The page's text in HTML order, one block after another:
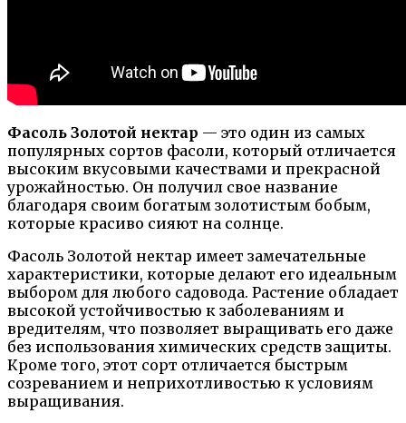
Фасоль Золотой нектар — это один из самых
популярных сортов фасоли, который отличается
высоким вкусовыми качествами и прекрасной
урожайностью. Он получил свое название
благодаря своим богатым золотистым бобым,
которые красиво сияют на солнце.
Фасоль Золотой нектар имеет замечательные
характеристики, которые делают его идеальным
выбором для любого садовода. Растение обладает
высокой устойчивостью к заболеваниям и
вредителям, что позволяет выращивать его даже
без использования химических средств защиты.
Кроме того, этот сорт отличается быстрым
созреванием и неприхотливостью к условиям
выращивания.